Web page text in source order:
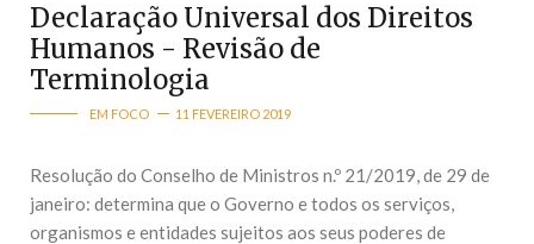
Declaração Universal dos Direitos
Humanos - Revisão de
Terminologia
EM FOCO 11 FEVEREIRO 2019
Resolução do Conselho de Ministros n.º 21/2019, de 29 de
janeiro: determina que o Governo e todos os serviços,
organismos e entidades sujeitos aos seus poderes de